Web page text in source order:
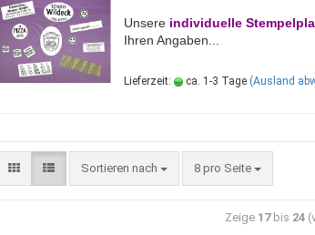
Unsere individuelle
Ihren Angaben...
Lieferzeit: ca. 1-3 Tage (Ausland
Sortieren nach 8 pro Seite
Zeige 17bis 24